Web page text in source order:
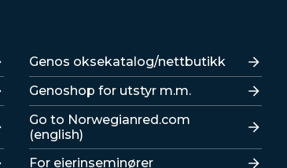
Lenker
Genos oksekatalog/nettbutikk
Genoshop for utstyr m.m.
Go to Norwegianred.com
(english)
For eierinseminører